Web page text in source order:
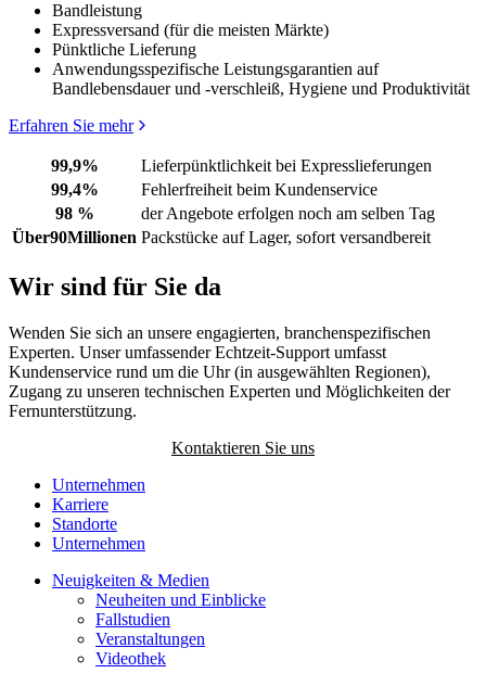
Bandleistung
Expressversand (für die meisten Märkte)
Pünktliche Lieferung
Anwendungsspezifische Leistungsgarantien auf
Bandlebensdauer und -verschleiß, Hygiene und Produktivität
Erfahren Sie mehr
99,9%
Lieferpünktlichkeit bei Expresslieferungen
99,4%
Fehlerfreiheit beim Kundenservice
98 %
der Angebote erfolgen noch am selben Tag
Über90Millionen Packstücke auf Lager, sofort versandbereit
Wir sind für Sie da
Wenden Sie sich an unsere engagierten, branchenspezifischen
Experten. Unser umfassender Echtzeit-Support umfasst
Kundenservice rund um die Uhr (in ausgewählten Regionen),
Zugang zu unseren technischen Experten und Möglichkeiten der
Fernunterstützung.
Kontaktieren Sie uns
Unternehmen
Karriere
Standorte
Unternehmen
Neuigkeiten & Medien
Neuheiten und Einblicke
Fallstudien
Veranstaltungen
Videothek